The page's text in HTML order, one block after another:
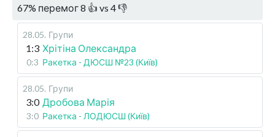
67% перемог8 👍 vs 4👎
28.05. Групи
1:3 Хрітіна Олександра
0:3 Ракетка - ДЮСШ №23 (Київ)
28.05. Групи
3:0 Дробова Марія
3:0 Ракетка - ЛОДЮСШ (Київ)